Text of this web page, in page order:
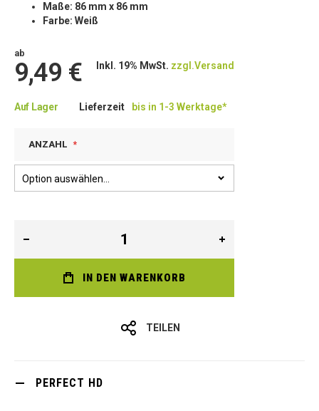
Maße: 86 mm x 86 mm
Farbe: Weiß
ab
9,49 € Inkl. 19% MwSt. zzgl.Versand
Auf Lager Lieferzeit bis in 1-3 Werktage*
ANZAHL
IN DEN WARENKORB
TEILEN
PERFECT HD